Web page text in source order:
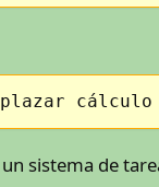
sistema de